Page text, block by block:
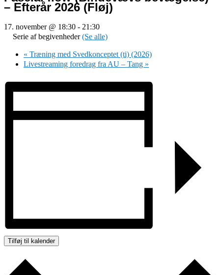
– Efterår 2026 (Fløj)
17. november @ 18:30 - 21:30
Serie af begivenheder(Se alle)
« Træning med Svedkonceptet (ti) (2026)
Livestreaming foredrag fra AU – Tang »
Tilføj til kalender